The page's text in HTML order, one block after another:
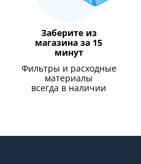
Заберите из
магазина за 15
минут
Фильтры и расходные
материалы
всегда в наличии